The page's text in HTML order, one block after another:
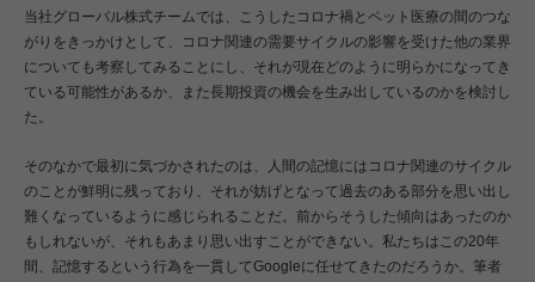
当社グローバル株式チームでは、こうしたコロナ禍とペット医療の間のつな
がりをきっかけとして、コロナ関連の需要サイクルの影響を受けた他の業界
についても考察してみることにし、それが現在どのように明らかになってき
ている可能性があるか、また長期投資の機会を生み出しているのかを検討し
た。
そのなかで最初に気づかされたのは、人間の記憶にはコロナ関連のサイクル
のことが鮮明に残っており、それが妨げとなって過去のある部分を思い出し
難くなっているように感じられることだ。前からそうした傾向はあったのか
もしれないが、それもあまり思い出すことができない。私たちはこの20年
間、記憶するという行為を一貫してGoogleに任せてきたのだろうか。筆者